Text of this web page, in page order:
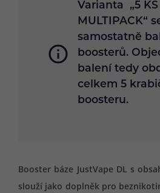
Varianta „5 KS
MULTIPACK“
samostatně
boosterů.
balení tedy
celkem 5
boosteru.
Booster báze JustVape DL s
slouží jako doplněk pro